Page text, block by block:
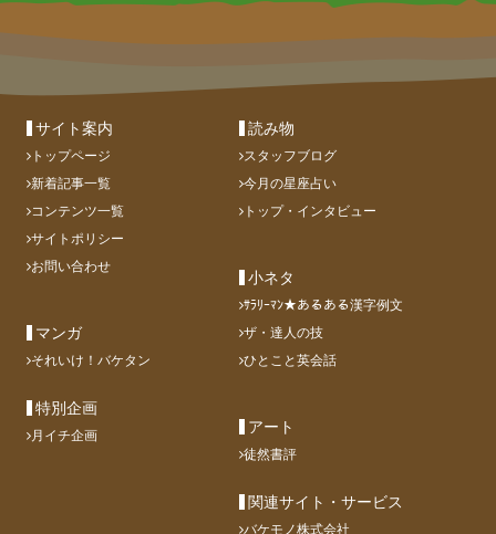
サイト案内
トップページ
新着記事一覧
コンテンツ一覧
サイトポリシー
お問い合わせ
読み物
スタッフブログ
今月の星座占い
トップ・インタビュー
小ネタ
ｻﾗﾘｰﾏﾝ★あるある漢字例文
ザ・達人の技
ひとこと英会話
マンガ
それいけ！バケタン
特別企画
月イチ企画 アート
徒然書評
関連サイト・サービス
バケモノ株式会社